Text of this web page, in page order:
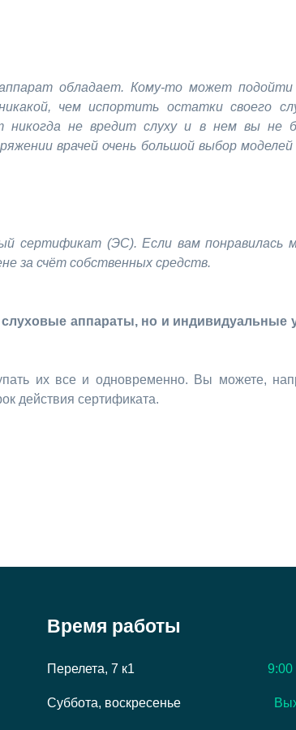
обладает. Кому-то может подойти
чем испортить остатки своего
никогда не вредит слуху и в нем вы не
врачей очень большой выбор
сертификат (ЭС). Если вам понравилась
за счёт собственных средств.
слуховые аппараты, но и индивидуальные
их все и одновременно. Вы можете,
действия сертификата.
Время работы
Перелета, 7 к1 9:00
Суббота, воскресенье